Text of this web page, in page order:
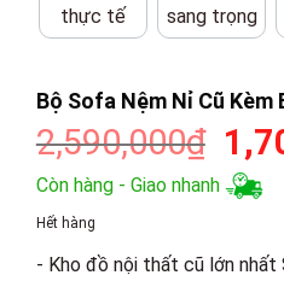
thực tế
sang trọng
Bộ Sofa Nệm Nỉ Cũ Kèm
2,590,000₫ Giá
gốc
là:
Còn hàng - Giao nhanh
Hết hàng
- Kho đồ nội thất cũ lớn nhất